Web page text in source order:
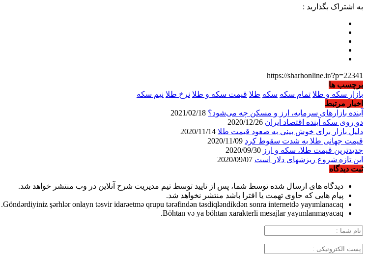
به اشتراک بگذارید :
https://sharhonline.ir/?p=22341
برچسب ها
بازار سکه و طلا تمام سکه سکه طلا قیمت سکه و طلا نرخ طلا نیم سکه
اخبار مرتبط
آینده بازارهای سرمایه، ارز و مسکن چه می‌شود؟
دو روی سکه آینده اقتصاد ایران
دلیل بازار برای خوش بینی به صعود قیمت طلا
قیمت جهانی طلا به شدت سقوط کرد
جدیدترین قیمت طلا، سکه و ارز
این تازه شروع ریزشهای دلار است
ثبت دیدگاه
دیدگاه های ارسال شده توسط شما، پس از تایید توسط تیم مدیریت شرح آنلاین در وب منتشر خواهد شد.
پیام هایی که حاوی تهمت یا افترا باشد منتشر نخواهد شد.
Göndərdiyiniz şərhlər onlayn təsvir idarəetmə qrupu tərəfindən təsdiqləndikdən sonra internetdə yayımlanacaq.
Böhtan və ya böhtan xarakterli mesajlar yayımlanmayacaq.